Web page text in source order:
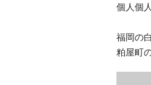
個人個
福岡の
粕屋町